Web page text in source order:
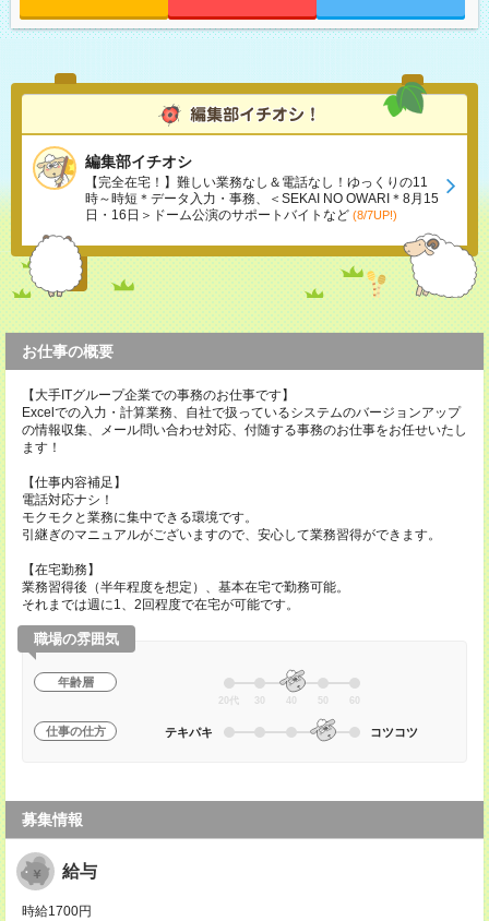
編集部イチオシ
【完全在宅！】難しい業務なし＆電話なし！ゆっくりの11
時～時短＊データ入力・事務、＜SEKAI NO OWARI＊8月15
日・16日＞ドーム公演のサポートバイトなど (8/7UP!)
お仕事の概要
【大手ITグループ企業での事務のお仕事です】
Excelでの入力・計算業務、自社で扱っているシステムのバージョンアップ
の情報収集、メール問い合わせ対応、付随する事務のお仕事をお任せいたし
ます！
【仕事内容補足】
電話対応ナシ！
モクモクと業務に集中できる環境です。
引継ぎのマニュアルがございますので、安心して業務習得ができます。
【在宅勤務】
業務習得後（半年程度を想定）、基本在宅で勤務可能。
それまでは週に1、2回程度で在宅が可能です。
職場の雰囲気
年齢層
20代 30 40 50 60
仕事の仕方 テキパキ コツコツ
募集情報
給与
時給1700円